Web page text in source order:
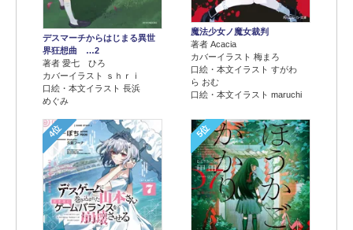
デスマーチからはじまる異世
界狂想曲 …2
著者 愛七 ひろ
カバーイラスト ｓｈｒｉ
口絵・本文イラスト 長浜
めぐみ
魔法少女ノ魔女裁判
著者 Acacia
カバーイラスト 梅まろ
口絵・本文イラスト すがわ
ら おむ
口絵・本文イラスト maruchi
4位 5位